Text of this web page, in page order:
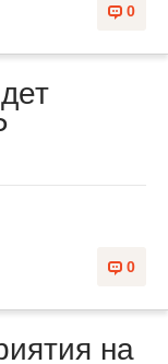
0
0
на